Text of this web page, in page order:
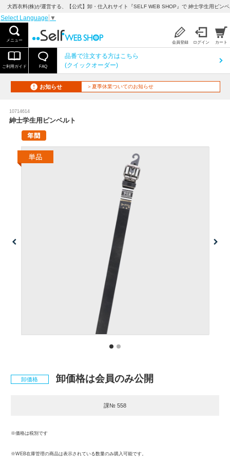
大西衣料(株)が運営する、【公式】卸・仕入れサイト『SELF WEB SHOP』で 紳士学生用ピン
Select Language ▼
メニュー 会員登録 ログイン カート
ご利用ガイド FAQ
品番で注文する方はこちら
(クイックオーダー)
お知らせ ＞夏季休業ついてのお知らせ
10714614
紳士学生用ピンベルト
卸価格 卸価格は会員のみ公開
課№ 558
※価格は税別です
※WEB在庫管理の商品は表示されている数量のみ購入可能です。